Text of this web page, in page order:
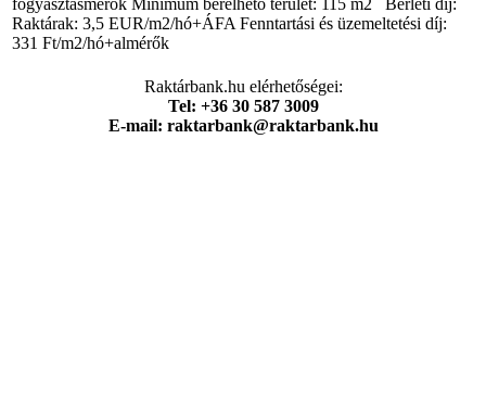
Raktárak: 3,5 EUR/m2/hó+ÁFA Fenntartási és üzemeltetési díj:
331 Ft/m2/hó+almérők
Raktárbank.hu elérhetőségei:
Tel: +36 30 587 3009
E-mail: raktarbank@raktarbank.hu